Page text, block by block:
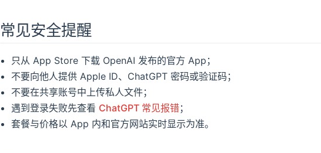
常见安全提醒
只从 App Store 下载 OpenAI 发布的官方 App；
不要向他人提供 Apple ID、ChatGPT 密码或验证码；
不要在共享账号中上传私人文件；
遇到登录失败先查看 ChatGPT 常见报错；
套餐与价格以 App 内和官方网站实时显示为准。